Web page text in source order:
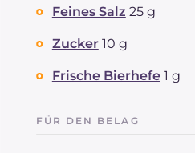
Natrium
Feines Salz 25 g
Zucker 10 g
Frische Bierhefe 1 g
FÜR DEN BELAG